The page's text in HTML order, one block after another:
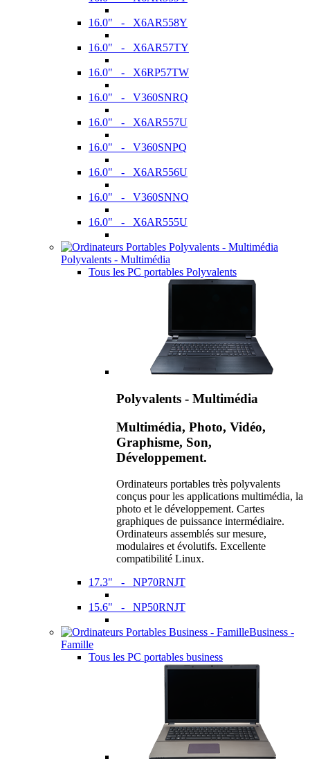
16.0" - X6AR558Y
16.0" - X6AR57TY
16.0" - X6RP57TW
16.0" - V360SNRQ
16.0" - X6AR557U
16.0" - V360SNPQ
16.0" - X6AR556U
16.0" - V360SNNQ
16.0" - X6AR555U
Polyvalents - Multimédia
Tous les PC portables Polyvalents
Polyvalents - Multimédia
Multimédia, Photo, Vidéo,
Graphisme, Son,
Développement.
Ordinateurs portables très polyvalents
conçus pour les applications multimédia, la
photo et le développement. Cartes
graphiques de puissance intermédiaire.
Ordinateurs assemblés sur mesure,
modulaires et évolutifs. Excellente
compatibilité Linux.
17.3" - NP70RNJT
15.6" - NP50RNJT
Business -
Famille
Tous les PC portables business